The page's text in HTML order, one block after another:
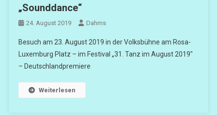
„Sounddance“
24. August 2019 Dahms
Besuch am 23. August 2019 in der Volksbühne am Rosa-
Luxemburg Platz – im Festival „31. Tanz im August 2019″
– Deutschlandpremiere
Weiterlesen